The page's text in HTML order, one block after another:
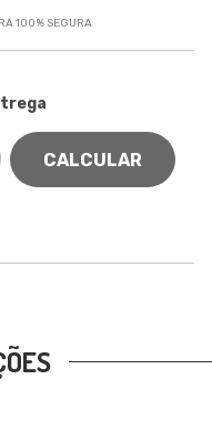
100% SEGURA
CALCULAR